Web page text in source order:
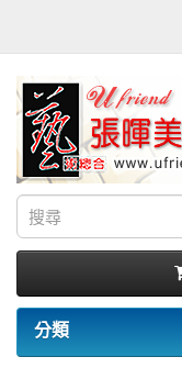
分類